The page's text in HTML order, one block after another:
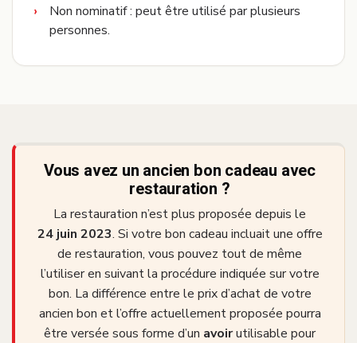
Non nominatif : peut être utilisé par plusieurs
personnes.
Vous avez un ancien bon cadeau avec
restauration ?
La restauration n’est plus proposée depuis le
24 juin 2023. Si votre bon cadeau incluait une offre
de restauration, vous pouvez tout de même
l’utiliser en suivant la procédure indiquée sur votre
bon. La différence entre le prix d’achat de votre
ancien bon et l’offre actuellement proposée pourra
être versée sous forme d’un avoirutilisable pour